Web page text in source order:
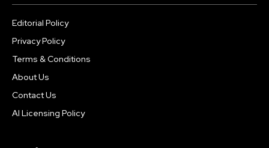
Editorial Policy
Privacy Policy
Terms & Conditions
About Us
Contact Us
AI Licensing Policy